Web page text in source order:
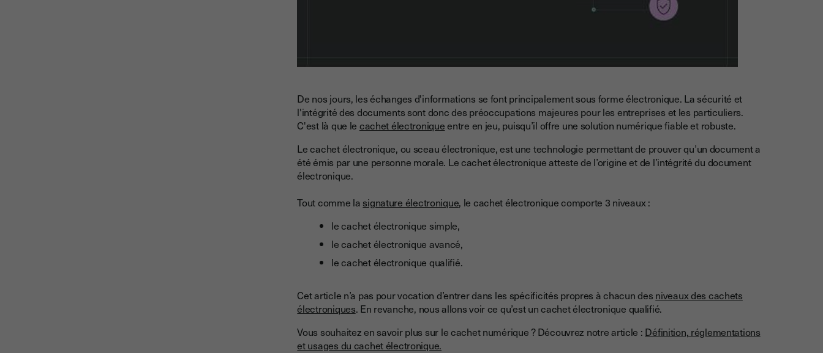
De nos jours, les échanges d'informations se font principalement sous forme électronique. La sécurité et
l'intégrité des documents sont donc des préoccupations majeures pour les entreprises et les particuliers.
C'est là que le cachet électroniqueentre en jeu, puisqu’il offre une solution numérique fiable et robuste.
Le cachet électronique, ou sceau électronique, est une technologie permettant de prouver qu’un document a
été émis par une personne morale. Le cachet électronique atteste de l’origine et de l’intégrité du document
électronique.
Tout comme la signature électronique, le cachet électronique comporte 3 niveaux :
le cachet électronique simple,
le cachet électronique avancé,
le cachet électronique qualifié.
Cet article n’a pas pour vocation d’entrer dans les spécificités propres à chacun des niveaux des cachets
électroniques. En revanche, nous allons voir ce qu’est un cachet électronique qualifié.
Vous souhaitez en savoir plus sur le cachet numérique ? Découvrez notre article : Définition, réglementations
et usages du cachet électronique.